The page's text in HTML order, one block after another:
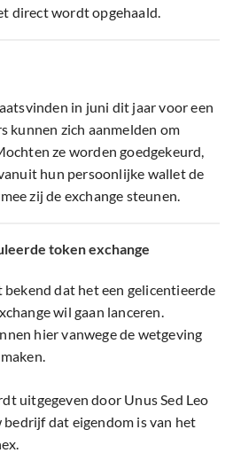
direct wordt opgehaald.
in juni dit jaar voor een
kunnen zich aanmelden om
ze worden goedgekeurd,
hun persoonlijke wallet de
zij de exchange steunen.
token exchange
dat het een gelicentieerde
wil gaan lanceren.
hier vanwege de wetgeving
uitgegeven door Unus Sed Leo
dat eigendom is van het